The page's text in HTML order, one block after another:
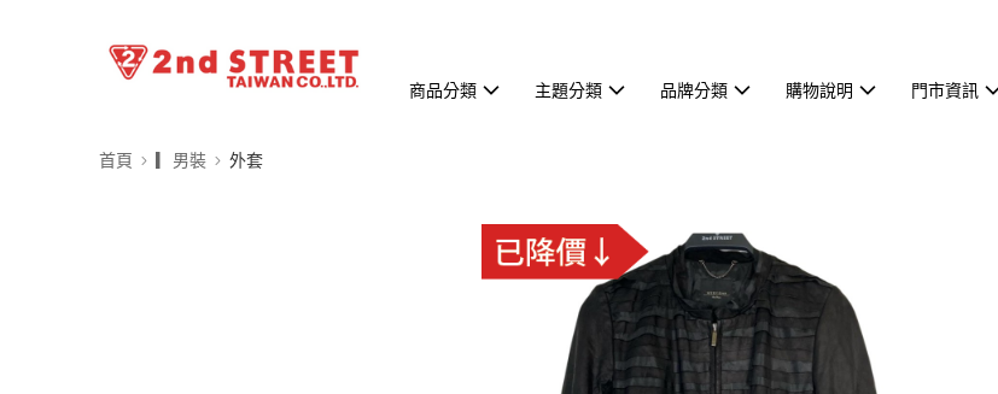
商品分類 主題分類 品牌分類 購物說明 門市資訊
首頁 ▎男裝 外套